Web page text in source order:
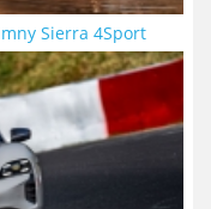
Sierra 4Sport